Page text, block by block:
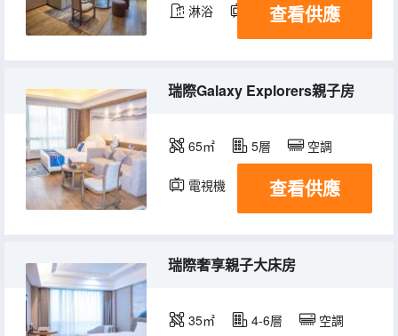
淋浴 電視機
查看供應
瑞際Galaxy Explorers親子房
65㎡ 5層 空調
電視機 查看供應
瑞際奢享親子大床房
35㎡ 4-6層 空調